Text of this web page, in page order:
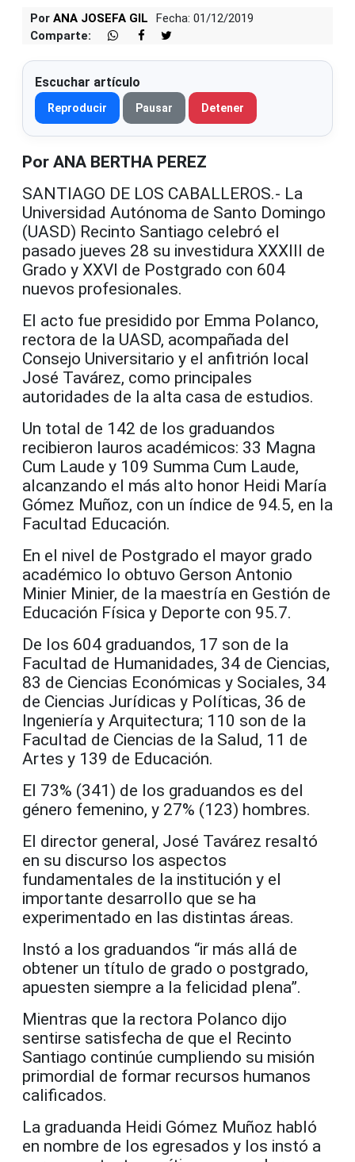
Por ANA JOSEFA GIL
Fecha: 01/12/2019
Comparte:
Escuchar artículo
Reproducir Pausar Detener
Por ANA BERTHA PEREZ
SANTIAGO DE LOS CABALLEROS.- La
Universidad Autónoma de Santo Domingo
(UASD) Recinto Santiago celebró el
pasado jueves 28 su investidura XXXIII de
Grado y XXVI de Postgrado con 604
nuevos profesionales.
El acto fue presidido por Emma Polanco,
rectora de la UASD, acompañada del
Consejo Universitario y el anfitrión local
José Tavárez, como principales
autoridades de la alta casa de estudios.
Un total de 142 de los graduandos
recibieron lauros académicos: 33 Magna
Cum Laude y 109 Summa Cum Laude,
alcanzando el más alto honor Heidi María
Gómez Muñoz, con un índice de 94.5, en la
Facultad Educación.
En el nivel de Postgrado el mayor grado
académico lo obtuvo Gerson Antonio
Minier Minier, de la maestría en Gestión de
Educación Física y Deporte con 95.7.
De los 604 graduandos, 17 son de la
Facultad de Humanidades, 34 de Ciencias,
83 de Ciencias Económicas y Sociales, 34
de Ciencias Jurídicas y Políticas, 36 de
Ingeniería y Arquitectura; 110 son de la
Facultad de Ciencias de la Salud, 11 de
Artes y 139 de Educación.
El 73% (341) de los graduandos es del
género femenino, y 27% (123) hombres.
El director general, José Tavárez resaltó
en su discurso los aspectos
fundamentales de la institución y el
importante desarrollo que se ha
experimentado en las distintas áreas.
Instó a los graduandos “ir más allá de
obtener un título de grado o postgrado,
apuesten siempre a la felicidad plena”.
Mientras que la rectora Polanco dijo
sentirse satisfecha de que el Recinto
Santiago continúe cumpliendo su misión
primordial de formar recursos humanos
calificados.
La graduanda Heidi Gómez Muñoz habló
en nombre de los egresados y los instó a